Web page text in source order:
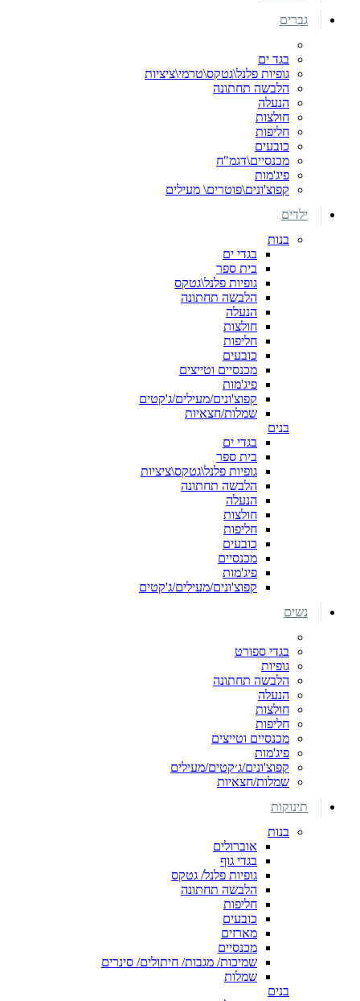
גברים
בגד ים
גופיות פלנל\גטקס\טרמי\ציציות
הלבשה תחתונה
הנעלה
חולצות
חליפות
כובעים
מכנסיים\דגמ"ח
פיג'מות
קפוצ'ונים\פוטרים\ מעילים
ילדים
בנות
בגדי ים
בית ספר
גופיות פלנל\גטקס
הלבשה תחתונה
הנעלה
חולצות
חליפות
כובעים
מכנסיים וטייצים
פיג'מות
קפוצ'ונים/מעילים/ג'קטים
שמלות/חצאיות
בנים
בגדי ים
בית ספר
גופיות פלנל\גטקס\ציציות
הלבשה תחתונה
הנעלה
חולצות
חליפות
כובעים
מכנסיים
פיג'מות
קפוצ'ונים/מעילים/ג'קטים
נשים
בגדי ספורט
גופיות
הלבשה תחתונה
הנעלה
חולצות
חליפות
מכנסיים וטייצים
פיג'מות
קפוצ'ונים/ג׳קטים/מעילים
שמלות/חצאיות
תינוקות
בנות
אוברולים
בגדי גוף
גופיות פלנל/ גטקס
הלבשה תחתונה
חליפות
כובעים
מארזים
מכנסיים
שמיכות/ מגבות/ חיתולים/ סינרים
שמלות
בנים